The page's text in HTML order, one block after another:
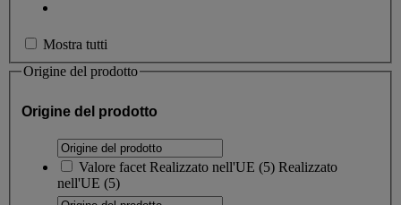
Mostra tutti
Origine del prodotto
Origine del prodotto
Valore facet Realizzato nell'UE (5) Realizzato
nell'UE (5)